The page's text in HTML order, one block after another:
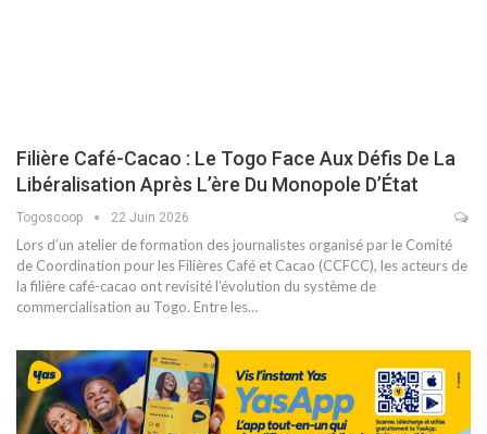
Filière Café-Cacao : Le Togo Face Aux Défis De La
Libéralisation Après L’ère Du Monopole D’État
Togoscoop 22 Juin 2026
Lors d’un atelier de formation des journalistes organisé par le Comité
de Coordination pour les Filières Café et Cacao (CCFCC), les acteurs de
la filière café-cacao ont revisité l’évolution du système de
commercialisation au Togo. Entre les…